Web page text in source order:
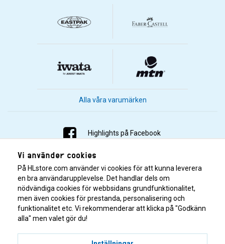
Alla våra varumärken
Highlights på Facebook
Highlights på Instagram
Highlights på Youtube
Highlights på Tiktok
Vi använder cookies
På HLstore.com använder vi cookies för att kunna leverera
en bra användarupplevelse. Det handlar dels om
nödvändiga cookies för webbsidans grundfunktionalitet,
men även cookies för prestanda, personalisering och
funktionalitet etc. Vi rekommenderar att klicka på "Godkänn
alla" men valet gör du!